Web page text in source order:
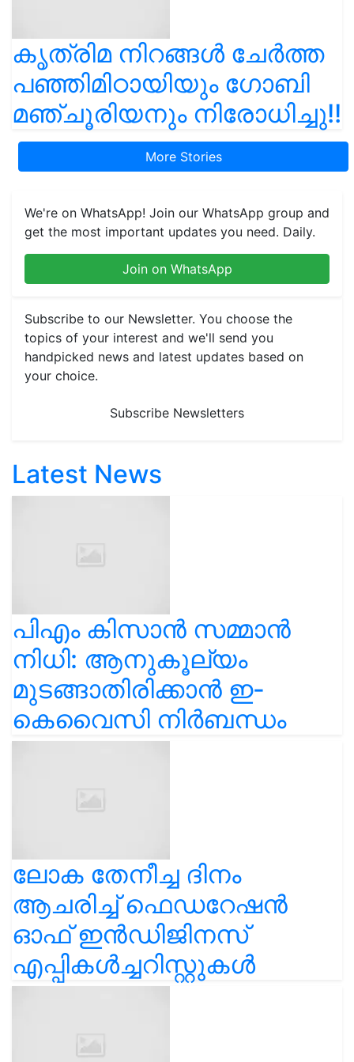
കൃത്രിമ നിറങ്ങൾ ചേർത്ത
പഞ്ഞിമിഠായിയും ഗോബി
മഞ്ചൂരിയനും നിരോധിച്ചു!!
More Stories
We're on WhatsApp! Join our WhatsApp group and
get the most important updates you need. Daily.
Join on WhatsApp
Subscribe to our Newsletter. You choose the
topics of your interest and we'll send you
handpicked news and latest updates based on
your choice.
Subscribe Newsletters
Latest News
പിഎം കിസാൻ സമ്മാൻ
നിധി: ആനുകൂല്യം
മുടങ്ങാതിരിക്കാൻ ഇ-
കെവൈസി നിർബന്ധം
ലോക തേനീച്ച ദിനം
ആചരിച്ച് ഫെഡറേഷൻ
ഓഫ് ഇൻഡിജിനസ്
എപ്പികൾച്ചറിസ്റ്റുകൾ